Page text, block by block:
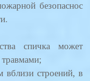
безопаснос
спичка может
вблизи строений, в